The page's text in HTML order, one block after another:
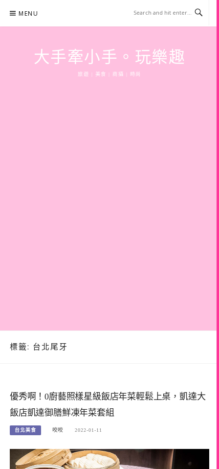
content
MENU
大手牽小手。玩樂趣
旅遊 | 美食 | 商攝 | 時尚
標籤: 台北尾牙
優秀啊！0廚藝照樣星級飯店年菜輕鬆上桌，凱達大
飯店凱達御膳鮮凍年菜套組
台北美食 咬咬 2022-01-11